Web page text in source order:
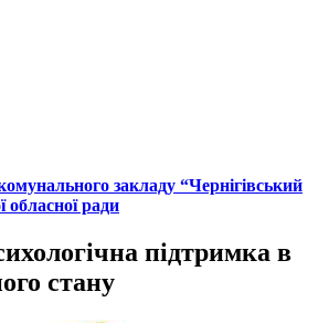
закладу “Чернігівський
обласної ради
підтримка в
стану